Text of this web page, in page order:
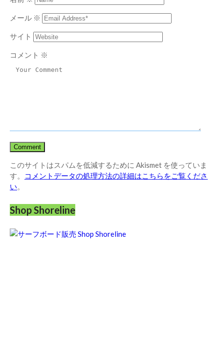
メール ※
サイト
コメント ※
このサイトはスパムを低減するために Akismet を使っていま
す。
コメントデータの処理方法の詳細はこちらをご覧くださ
い。
Shop Shoreline